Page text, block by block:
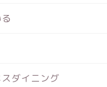
ダイニング